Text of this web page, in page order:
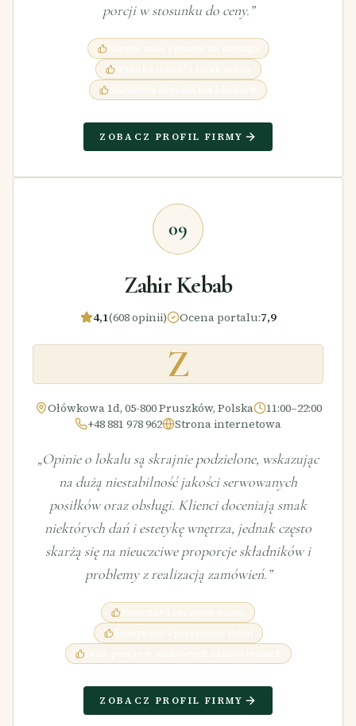
porcji w stosunku do ceny.”
Bardzo miła i pomocna obsługa
Wysoka jakość i smak mięsa
ZOBACZ PROFIL FIRMY
09
Zahir Kebab
4,1(608 opinii) Ocena portalu:7,9
Z
Ołówkowa 1d, 05-800 Pruszków, Polska
11:00–22:00
+48 881 978 962
Strona internetowa
„Opinie o lokalu są skrajnie podzielone, wskazując
na dużą niestabilność jakości serwowanych
posiłków oraz obsługi. Klienci doceniają smak
niektórych dań i estetykę wnętrza, jednak często
skarżą się na nieuczciwe proporcje składników i
problemy z realizacją zamówień.”
Estetyczny i przyjemny lokal
Duże porcje w niektórych zamówieniach
ZOBACZ PROFIL FIRMY